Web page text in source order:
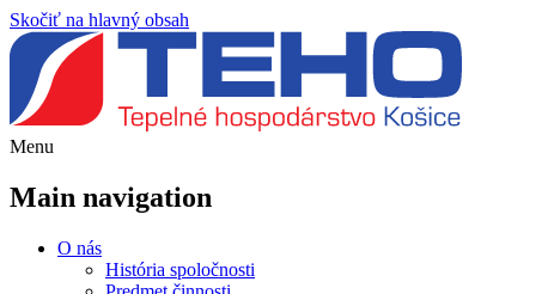
Skočiť na hlavný obsah
Menu
Main navigation
O nás
História spoločnosti